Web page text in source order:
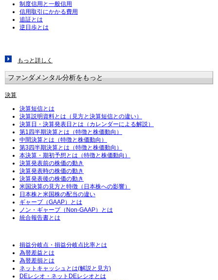
制度信用と一般信用
信用取引にかかる費用
追証とは
逆日歩とは
もっと詳しく
ファンダメンタル分析をもっと
決算
決算短信とは
決算説明資料とは（見方と決算短信との違い）
決算日・決算発表日とは（カレンダーによる解説）
第1四半期決算とは（特徴と株価動向）
中間決算とは（特徴と株価動向）
第3四半期決算とは（特徴と株価動向）
本決算・期初予想とは（特徴と株価動向）
決算発表前の株価の動き
決算発表時の株価の動き
決算発表後の株価の動き
米国決算の見方と特徴（日本株への影響）
日本株と米国株の配当の違い
ギャープ（GAAP）とは
ノン・ギャープ（Non-GAAP）とは
統合報告書とは
損益分岐点・損益分岐点比率とは
為替差益とは
為替差損とは
ネットキャッシュとは(解説と見方)
DEレシオ・ネットDEレシオとは